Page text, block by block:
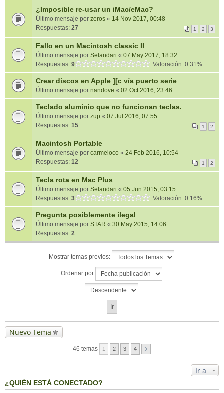
¿Imposible re-usar un iMac/eMac?
Último mensaje por zeros « 14 Nov 2017, 00:48
Respuestas: 27 1 2 3
Fallo en un Macintosh classic II
Último mensaje por Selandari « 07 May 2017, 18:32
Respuestas: 9 Valoración: 0.31%
Crear discos en Apple ][c vía puerto serie
Último mensaje por nandove « 02 Oct 2016, 23:46
Teclado aluminio que no funcionan teclas.
Último mensaje por zup « 07 Jul 2016, 07:55
Respuestas: 15 1 2
Macintosh Portable
Último mensaje por carmeloco « 24 Feb 2016, 10:54
Respuestas: 12 1 2
Tecla rota en Mac Plus
Último mensaje por Selandari « 05 Jun 2015, 03:15
Respuestas: 3 Valoración: 0.16%
Pregunta posiblemente ilegal
Último mensaje por STAR « 30 May 2015, 14:06
Respuestas: 2
Mostrar temas previos:
Ordenar por
Nuevo Tema
46 temas 1 2 3 4
Ir a
¿QUIÉN ESTÁ CONECTADO?